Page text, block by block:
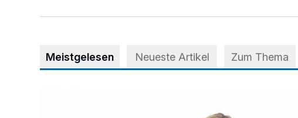
Meistgelesen Neueste Artikel Zum Thema